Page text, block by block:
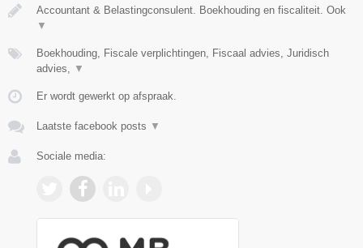
Accountant & Belastingconsulent. Boekhouding en fiscaliteit. Ook
▼
Boekhouding, Fiscale verplichtingen, Fiscaal advies, Juridisch
advies,
▼
Er wordt gewerkt op afspraak.
Laatste facebook posts ▼
Sociale media: